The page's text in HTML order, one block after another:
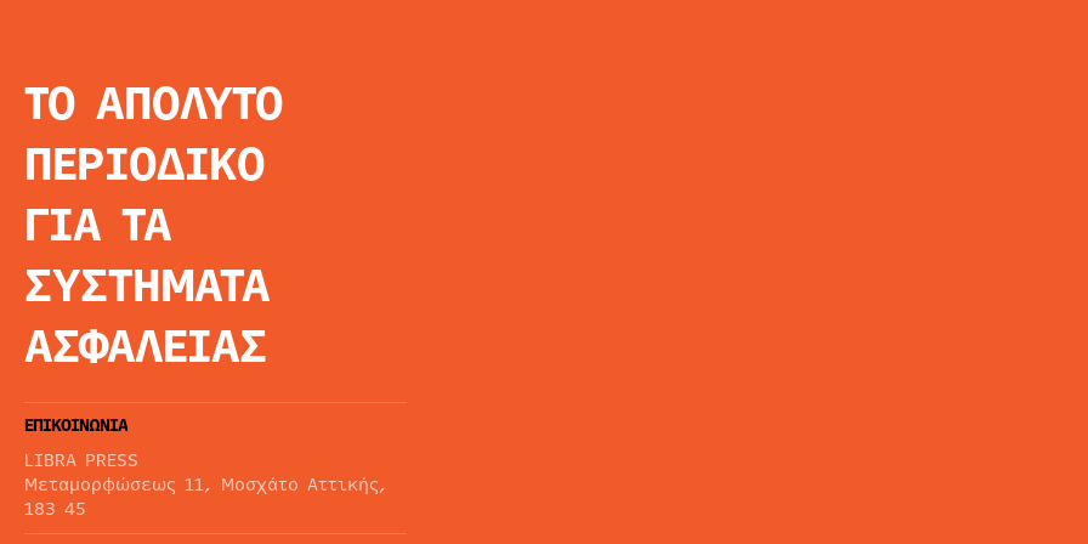
ΤΟ ΑΠΟΛΥΤΟ
ΠΕΡΙΟΔΙΚΟ
ΓΙΑ ΤΑ
ΣΥΣΤΗΜΑΤΑ
ΑΣΦΑΛΕΙΑΣ
ΕΠΙΚΟΙΝΩΝΙΑ
LIBRA PRESS
Μεταμορφώσεως 11, Μοσχάτο Αττικής,
183 45